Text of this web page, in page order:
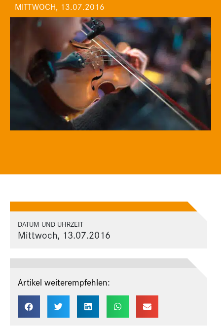
MITTWOCH, 13.07.2016
DATUM UND UHRZEIT
Mittwoch, 13.07.2016
Artikel weiterempfehlen: